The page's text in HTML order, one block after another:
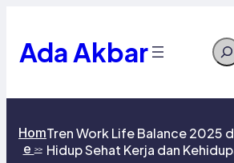
content
Ada Akbar
Hom
e >>
Tren Work Life Balance 2025
Hidup Sehat Kerja dan